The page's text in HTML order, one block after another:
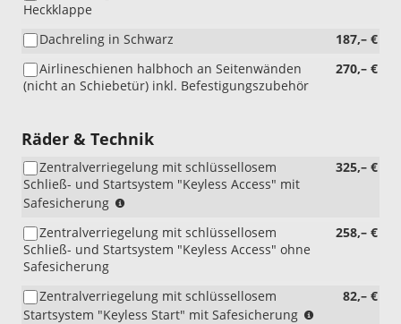
4L1
oder
Heckklappe
187,– €
Dachreling in Schwarz
270,– €
Airlineschienen halbhoch an Seitenwänden
(nicht an Schiebetür) inkl. Befestigungszubehör
Räder & Technik
325,– €
Zentralverriegelung mit schlüssellosem
Schließ- und Startsystem "Keyless Access" mit
Safesicherung
mit
7AL)
258,– €
Zentralverriegelung mit schlüssellosem
Schließ- und Startsystem "Keyless Access" ohne
Safesicherung
82,– €
Zentralverriegelung mit schlüssellosem
Startsystem "Keyless Start" mit Safesicherung